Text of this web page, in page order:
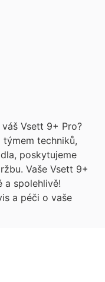
Vsett 9+ Pro?
týmem techniků,
poskytujeme
Vaše Vsett 9+
a spolehlivě!
a péči o vaše